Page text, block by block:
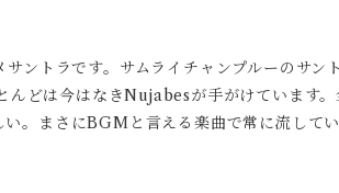
サントラです。サムライチャンプルーの
んどは今はなきNujabesが手がけていま
まさにBGMと言える楽曲で常に流してい